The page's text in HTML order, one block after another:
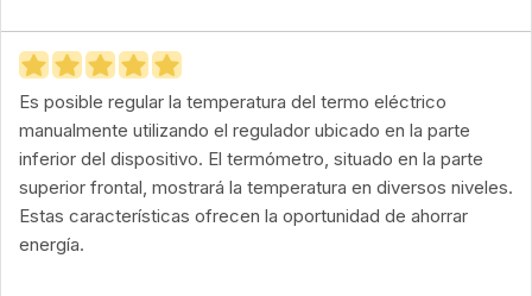
Es posible regular la temperatura del termo eléctrico
manualmente utilizando el regulador ubicado en la parte
inferior del dispositivo. El termómetro, situado en la parte
superior frontal, mostrará la temperatura en diversos niveles.
Estas características ofrecen la oportunidad de ahorrar
energía.